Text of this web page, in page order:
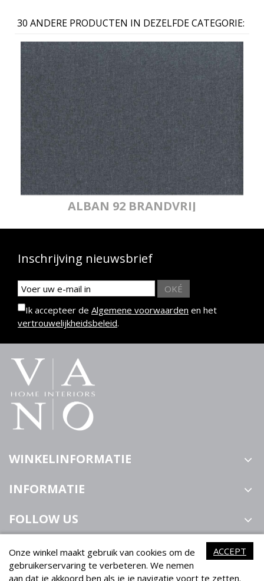
30 ANDERE PRODUCTEN IN DEZELFDE CATEGORIE:
ALBAN 92 BRANDVRIJ
Inschrijving nieuwsbrief
OKÉ
Ik accepteer de Algemene voorwaarden en het
vertrouwelijkheidsbeleid.
WINKELINFORMATIE
INFORMATIE
FOLLOW US
ACCEPT
Onze winkel maakt gebruik van cookies om de
gebruikerservaring te verbeteren. We nemen
aan dat je akkoord ben als je je navigatie voort te zetten.